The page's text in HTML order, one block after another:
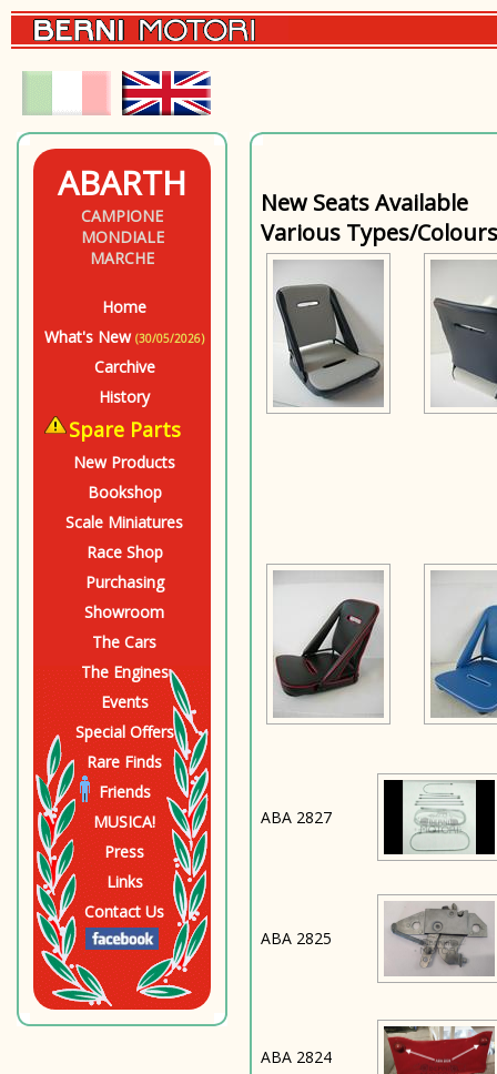
ABARTH
CAMPIONE
MONDIALE
MARCHE
Home
What's New (30/05/2026)
Carchive
History
Spare Parts
New Products
Bookshop
Scale Miniatures
Race Shop
Purchasing
Showroom
The Cars
The Engines
Events
Special Offers
Rare Finds
Friends
MUSICA!
Press
Links
Contact Us
New Seats Available
Various Types/
ABA 2827
ABA 2825
ABA 2824